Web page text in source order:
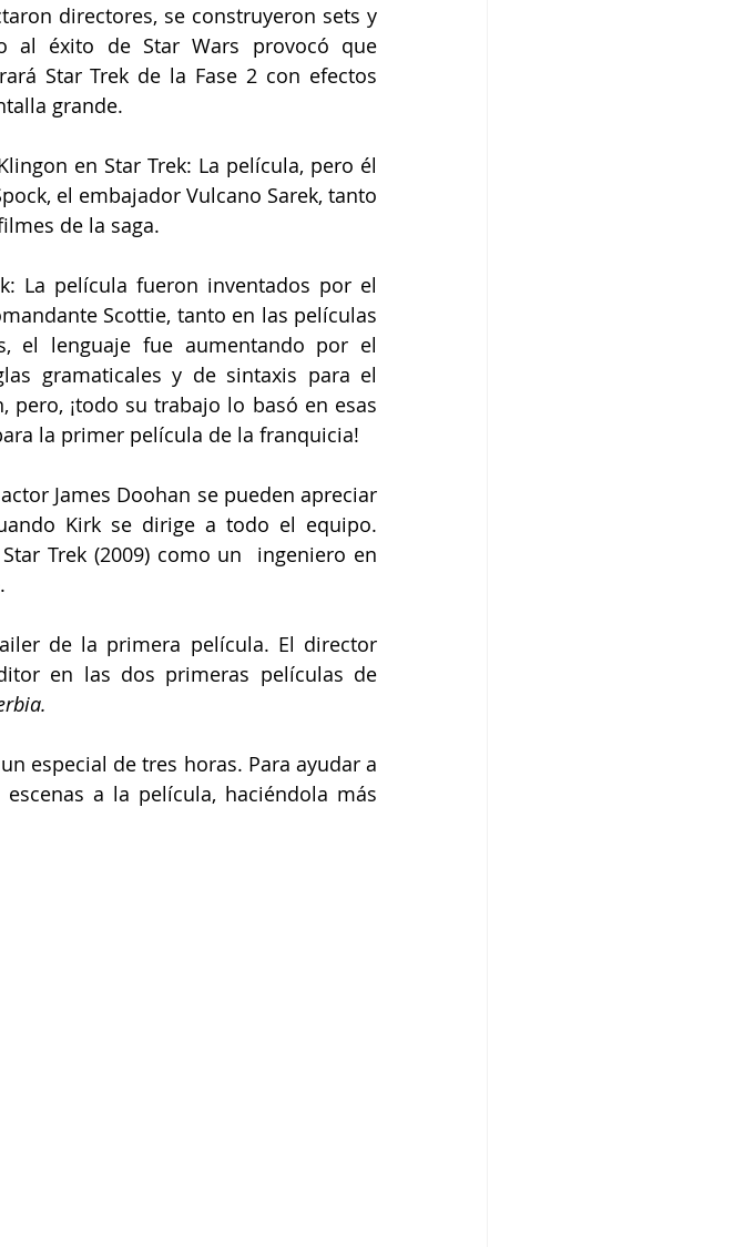
directores, se construyeron sets y
al éxito de Star Wars provocó que
Star Trek de la Fase 2 con efectos
grande.
en Star Trek: La película, pero él
el embajador Vulcano Sarek, tanto
de la saga.
La película fueron inventados por el
Scottie, tanto en las películas
el lenguaje fue aumentando por el
gramaticales y de sintaxis para el
¡todo su trabajo lo basó en esas
la primer película de la franquicia!
James Doohan se pueden apreciar
Kirk se dirige a todo el equipo.
Trek (2009) como un  ingeniero en
de la primera película. El director
en las dos primeras películas de
especial de tres horas. Para ayudar a
a la película, haciéndola más